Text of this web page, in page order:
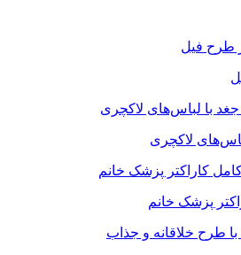
لاکچری
پزشک خانم